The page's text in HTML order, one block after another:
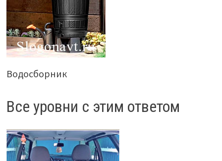
Водосборник
Все уровни с этим ответом